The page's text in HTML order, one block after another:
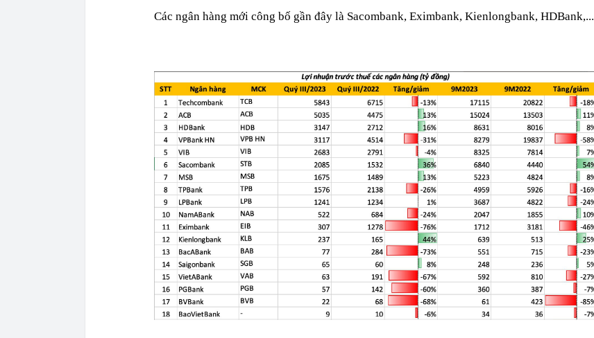
Các ngân hàng mới công bố gần đây là Sacombank, Eximbank, Kienlongbank, HDBank,...